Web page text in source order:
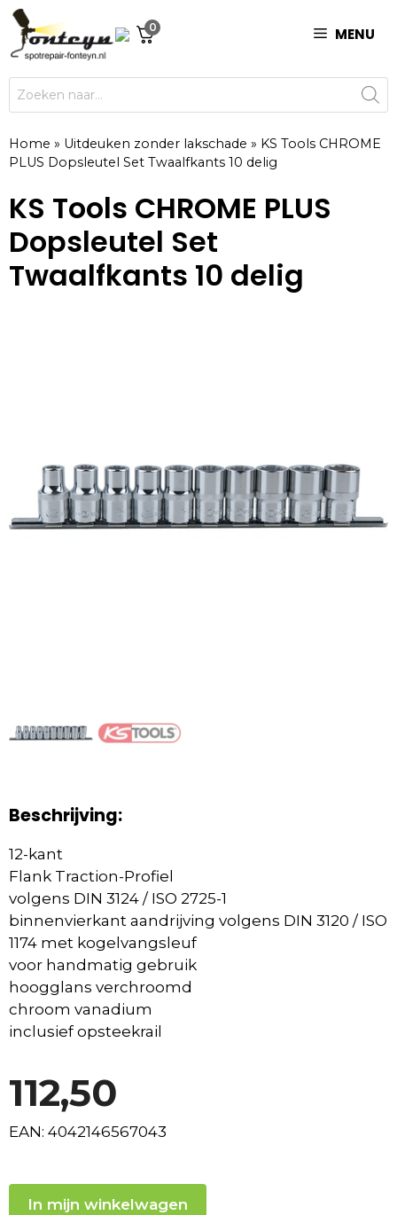
Ga
naar
de
inhoud
0 MENU
Producten
zoeken
Home » Uitdeuken zonder lakschade » KS Tools CHROME
PLUS Dopsleutel Set Twaalfkants 10 delig
KS Tools CHROME PLUS
Dopsleutel Set
Twaalfkants 10 delig
Beschrijving:
12-kant
Flank Traction-Profiel
volgens DIN 3124 / ISO 2725-1
binnenvierkant aandrijving volgens DIN 3120 / ISO
1174 met kogelvangsleuf
voor handmatig gebruik
hoogglans verchroomd
chroom vanadium
inclusief opsteekrail
112,50
EAN: 4042146567043
In mijn winkelwagen